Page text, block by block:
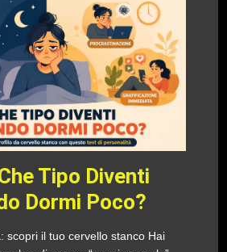
Tipo Diventi
Dormi Poco?
scopri il tuo cervello stanco Hai